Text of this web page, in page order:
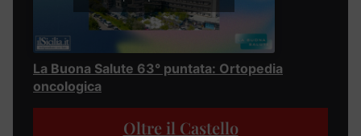
La Buona Salute 63° puntata: Ortopedia
oncologica
Oltre il Castello